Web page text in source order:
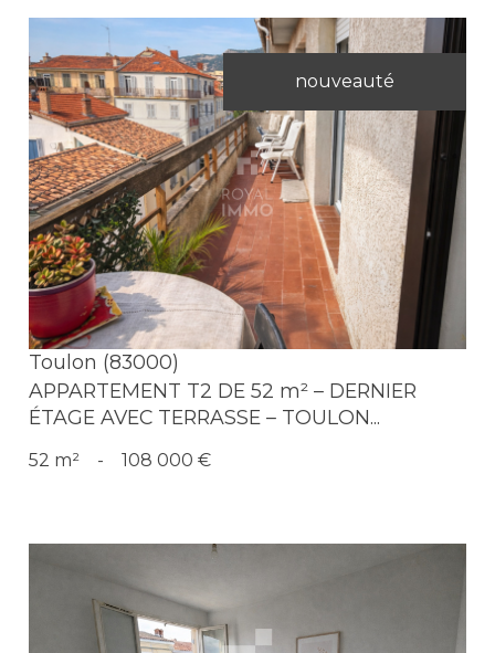
nouveauté
Voir le bien
Toulon (83000)
APPARTEMENT T2 DE 52 m² – DERNIER
ÉTAGE AVEC TERRASSE – TOULON...
52 m² - 108 000 €